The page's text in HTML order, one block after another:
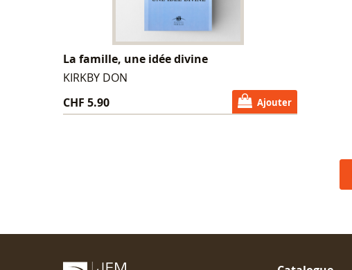
La famille, une idée divine
KIRKBY DON
CHF 5.90
Ajouter